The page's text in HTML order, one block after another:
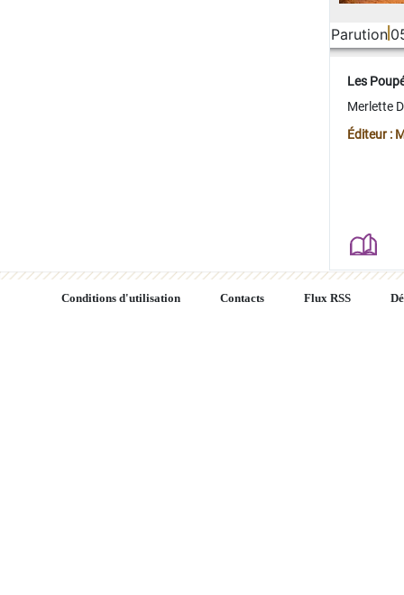
Parution
Les
Merlette
Éditeur :
Conditions d'utilisation Contacts Flux RSS